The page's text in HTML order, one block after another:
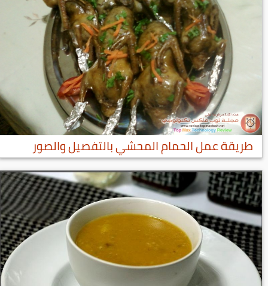
طريقة عمل الحمام المحشي بالتفصيل والصور